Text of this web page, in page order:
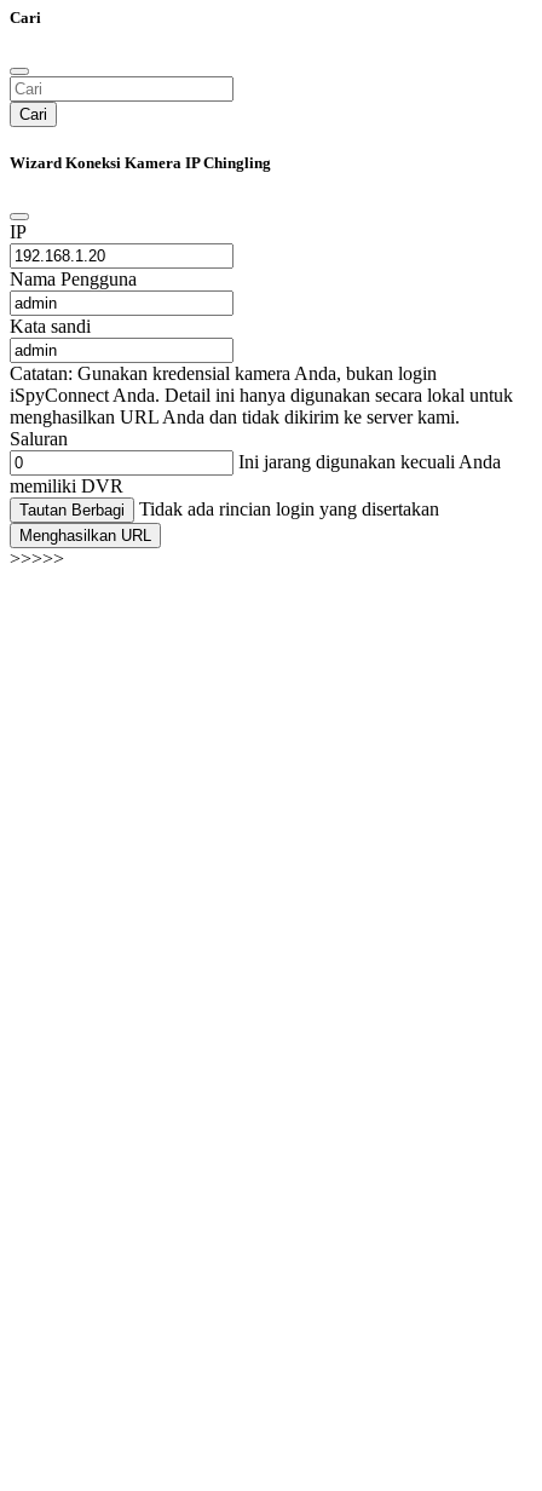
Cari
Cari
Wizard Koneksi Kamera IP Chingling
IP
Nama Pengguna
Kata sandi
Catatan: Gunakan kredensial kamera Anda, bukan login
iSpyConnect Anda. Detail ini hanya digunakan secara lokal untuk
menghasilkan URL Anda dan tidak dikirim ke server kami.
Saluran
Ini jarang digunakan kecuali Anda
memiliki DVR
Tautan Berbagi Tidak ada rincian login yang disertakan
Menghasilkan URL
>>>>>